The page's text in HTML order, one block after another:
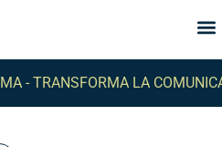
TRANSFORMA LA